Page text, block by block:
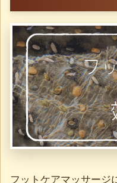
フットケアマッサージ